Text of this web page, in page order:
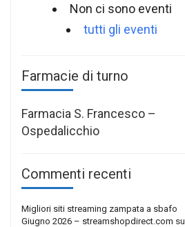
Non ci sono eventi
tutti gli eventi
Farmacie di turno
Farmacia S. Francesco –
Ospedalicchio
Commenti recenti
Migliori siti streaming zampata a sbafo
Giugno 2026 – streamshopdirect.com su